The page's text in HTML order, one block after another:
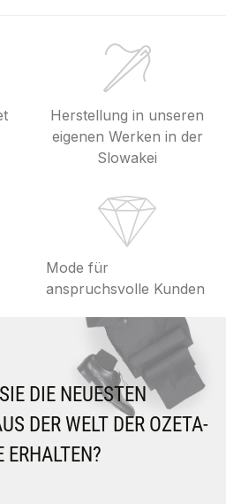
Herstellung in unseren
eigenen Werken in der
Slowakei
Mode für
anspruchsvolle Kunden
DIE NEUESTEN
DER WELT DER OZETA-
ERHALTEN?